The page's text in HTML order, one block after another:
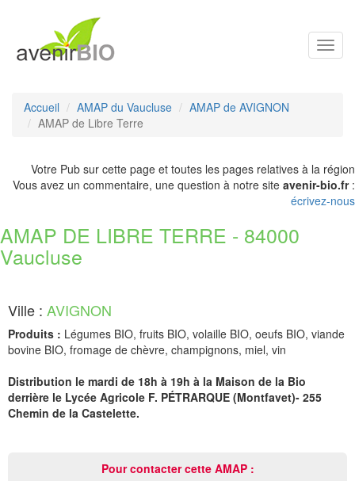
Accueil AMAP du Vaucluse
AMAP de AVIGNON
AMAP de Libre Terre
Votre Pub sur cette page et toutes les pages relatives à la région
Vous avez un commentaire, une question à notre site avenir-bio.fr:
écrivez-nous
AMAP DE LIBRE TERRE - 84000
Vaucluse
Ville : AVIGNON
Produits : Légumes BIO, fruits BIO, volaille BIO, oeufs BIO, viande
bovine BIO, fromage de chèvre, champignons, miel, vin
Distribution le mardi de 18h à 19h à la Maison de la Bio
derrière le Lycée Agricole F. PÉTRARQUE (Montfavet)- 255
Chemin de la Castelette.
Pour contacter cette AMAP :